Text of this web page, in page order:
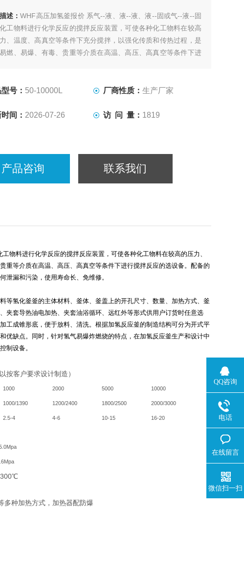
述：WHF高压加氢釜报价 系气--液、液--液、液--固或气--液--固
工物料进行化学反应的搅拌反应装置，可使各种化工物料在较高
、温度、高真空等条件下充分搅拌，以强化传质和传热过程，是
燃、易爆、有毒、贵重等介质在高温、高压、高真空等条件下进
号： 50-10000L 厂商性质：生产厂家
间： 2026-07-26 访 问 量： 1819
产品咨询 联系我们
工物料进行化学反应的搅拌反应装置，可使各种化工物料在较高的压力、
重等介质在高温、高压、高真空等条件下进行搅拌反应的选设备。配备的
泄漏和污染，使用寿命长、免维修。
等氢化釜釜的主体材料、釜体、釜盖上的开孔尺寸、数量、加热方式、釜
夹套导热油电加热、夹套油浴循环、远红外等形式供用户订货时任意选
工成锥形底，便于放料、清洗。根据加氢反应釜的制造结构可分为开式平
优缺点。同时，针对氢气易爆炸燃烧的特点，在加氢反应釜生产和设计中
制设备。
按客户要求设计制造）
1000 2000 5000 10000
1000/1390 1200/2400 1800/2500 2000/3000
2.5-4 4-6 10-15 16-20
多种加热方式，加热器配防爆
QQ咨询
电话
在线留言
微信扫一扫